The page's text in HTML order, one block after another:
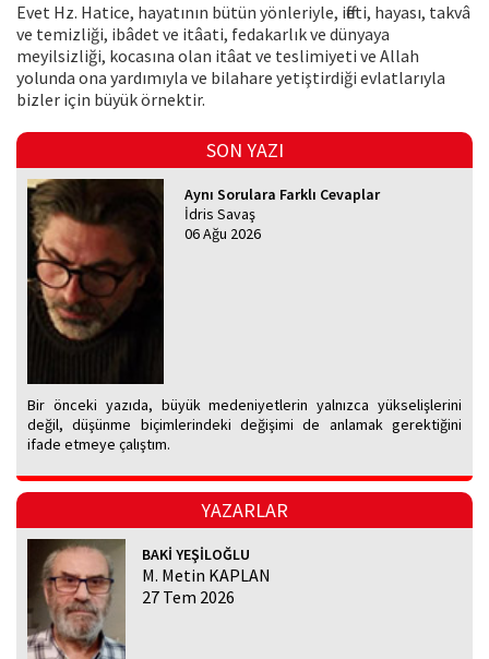
Evet Hz. Hatice, hayatının bütün yönleriyle, iffeti, hayası, takvâ
ve temizliği, ibâdet ve itâati, fedakarlık ve dünyaya
meyilsizliği, kocasına olan itâat ve teslimiyeti ve Allah
yolunda ona yardımıyla ve bilahare yetiştirdiği evlatlarıyla
bizler için büyük örnektir.
SON YAZI
Aynı Sorulara Farklı Cevaplar
İdris Savaş
06 Ağu 2026
Bir önceki yazıda, büyük medeniyetlerin yalnızca yükselişlerini
değil, düşünme biçimlerindeki değişimi de anlamak gerektiğini
ifade etmeye çalıştım.
YAZARLAR
BAKİ YEŞİLOĞLU
M. Metin KAPLAN
27 Tem 2026